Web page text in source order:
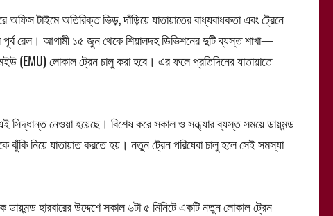
টাইমে অতিরিক্ত ভিড়, দাঁড়িয়ে যাতায়াতের বাধ্যবাধকতা এবং ট্রেনে
পূর্ব রেল। আগামী ১৫ জুন থেকে শিয়ালদহ ডিভিশনের দুটি ব্যস্ত শাখা—
(EMU) লোকাল ট্রেন চালু করা হবে। এর ফলে প্রতিদিনের যাতায়াতে
সিদ্ধান্ত নেওয়া হয়েছে। বিশেষ করে সকাল ও সন্ধ্যার ব্যস্ত সময়ে ডায়মন্ড
ঝুঁকি নিয়ে যাতায়াত করতে হয়। নতুন ট্রেন পরিষেবা চালু হলে সেই সমস্যা
হারবারের উদ্দেশে সকাল ৬টা ৫ মিনিটে একটি নতুন লোকাল ট্রেন